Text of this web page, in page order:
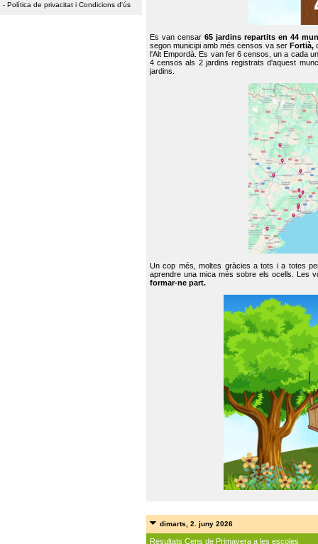
- Política de privacitat i Condicions d'ús
Es van censar65 jardins repartits en 44
segon municipi amb més censos va ser Fortià,
l'Alt Empordà. Es van fer 6 censos, un a cada
4 censos als 2 jardins registrats d'aquest
jardins.
Un cop més, moltes gràcies a tots i a totes
aprendre una mica més sobre els ocells. Les
formar-ne part.
dimarts, 2. juny 2026
Resultats Cens de Primavera a les escoles